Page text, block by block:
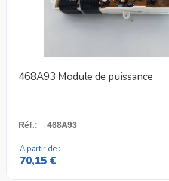
468A93 Module de puissance
Réf.: 468A93
A partir de :
70,15 €